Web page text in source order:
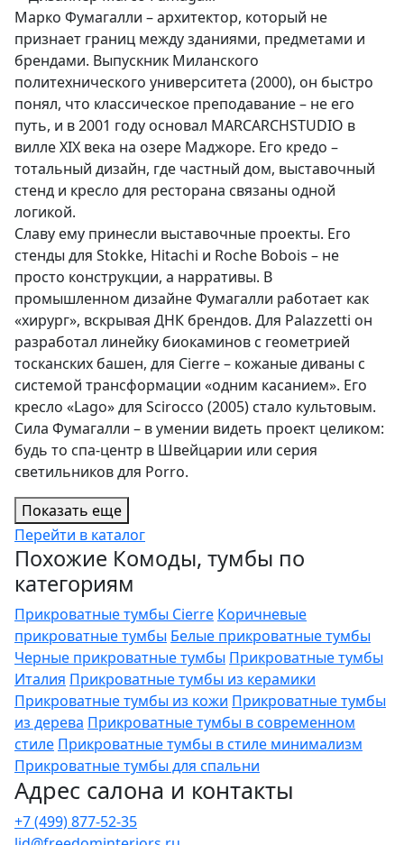
Марко Фумагалли – архитектор, который не
признает границ между зданиями, предметами и
брендами. Выпускник Миланского
политехнического университета (2000), он быстро
понял, что классическое преподавание – не его
путь, и в 2001 году основал MARCARCHSTUDIO в
вилле XIX века на озере Маджоре. Его кредо –
тотальный дизайн, где частный дом, выставочный
стенд и кресло для ресторана связаны одной
логикой.
Славу ему принесли выставочные проекты. Его
стенды для Stokke, Hitachi и Roche Bobois – не
просто конструкции, а нарративы. В
промышленном дизайне Фумагалли работает как
«хирург», вскрывая ДНК брендов. Для Palazzetti он
разработал линейку биокаминов с геометрией
тосканских башен, для Cierre – кожаные диваны с
системой трансформации «одним касанием». Его
кресло «Lago» для Scirocco (2005) стало культовым.
Сила Фумагалли – в умении видеть проект целиком:
будь то спа-центр в Швейцарии или серия
светильников для Porro.
Показать еще
Перейти в каталог
Похожие Комоды, тумбы по
категориям
Прикроватные тумбы Cierre Коричневые
прикроватные тумбы Белые прикроватные тумбы
Черные прикроватные тумбы Прикроватные тумбы
Италия Прикроватные тумбы из керамики
Прикроватные тумбы из кожи Прикроватные тумбы
из дерева Прикроватные тумбы в современном
стиле Прикроватные тумбы в стиле минимализм
Прикроватные тумбы для спальни
Адрес салона и контакты
+7 (499) 877-52-35